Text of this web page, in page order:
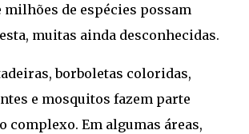
milhões de espécies possam
muitas ainda desconhecidas.
borboletas coloridas,
e mosquitos fazem parte
complexo. Em algumas áreas,